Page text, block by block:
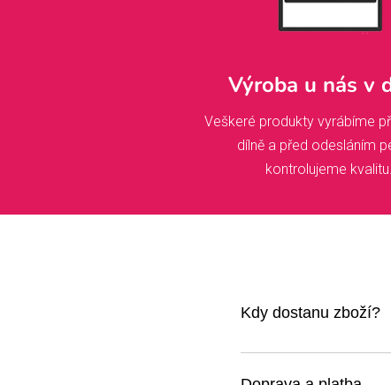
Výroba u nás v
Veškeré produkty vyrábíme
dílně a před odesláním
kontrolujeme kvalitu.
Kdy dostanu zboží?
Jakmile kliknete na
ozveme s náhledem